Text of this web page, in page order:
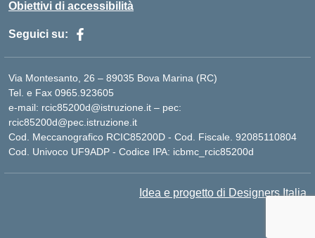
Obiettivi di accessibilità
Seguici su:
Via Montesanto, 26 – 89035 Bova Marina (RC)
Tel. e Fax 0965.923605
e-mail: rcic85200d@istruzione.it – pec:
rcic85200d@pec.istruzione.it
Cod. Meccanografico RCIC85200D - Cod. Fiscale. 92085110804
Cod. Univoco UF9ADP - Codice IPA: icbmc_rcic85200d
Idea e progetto di Designers Italia